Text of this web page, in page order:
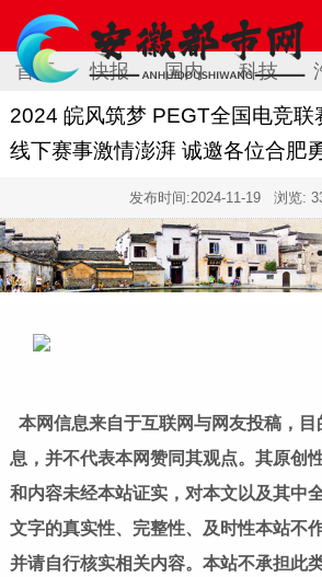
首页 快报 国内 科技
2024 皖风筑梦 PEGT全国电竞联
线下赛事激情澎湃 诚邀各位合肥
发布时间:2024-11-19 浏览:
本网信息来自于互联网与网友投稿，
息，并不代表本网赞同其观点。其原创
和内容未经本站证实，对本文以及其中
文字的真实性、完整性、及时性本站不
并请自行核实相关内容。本站不承担此